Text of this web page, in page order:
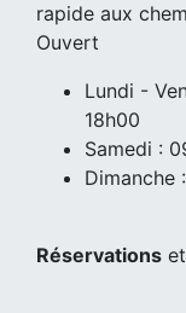
rapide aux
Ouvert
Lundi -
18h00
Samedi :
Dimanche
Réservations et